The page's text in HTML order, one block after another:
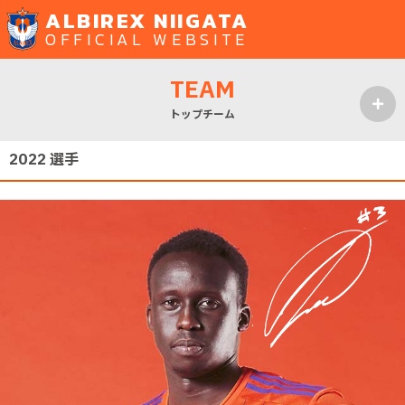
ALBIREX NIIGATA
OFFICIAL WEBSITE
TEAM
トップチーム
2022 選手